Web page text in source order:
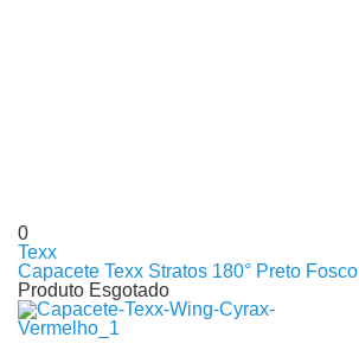
0
Texx
Capacete Texx Stratos 180° Preto Fosco
Produto Esgotado